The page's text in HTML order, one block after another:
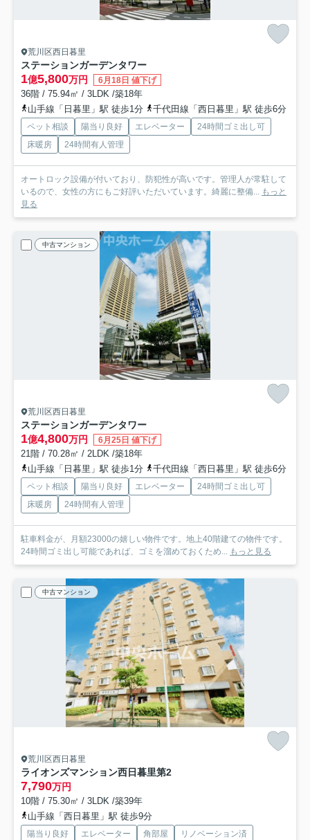
荒川区西日暮里
ステーションガーデンタワー
1億5,800万円 6月18日 値下げ
36階 / 75.94㎡ / 3LDK /築18年
山手線「日暮里」駅 徒歩1分
千代田線「西日暮里」駅 徒歩6分
ペット相談 陽当り良好 エレベーター
24時間ゴミ出し可
床暖房
24時間有人管理
オートロック設備が付いており、防犯性が高いです。管理人が常駐して
いるので、女性の方にもご好評いただいています。綺麗に整備... もっと
見る
中古マンション
荒川区西日暮里
ステーションガーデンタワー
1億4,800万円 6月25日 値下げ
21階 / 70.28㎡ / 2LDK /築18年
山手線「日暮里」駅 徒歩1分
千代田線「西日暮里」駅 徒歩6分
ペット相談 陽当り良好 エレベーター
24時間ゴミ出し可
床暖房
24時間有人管理
駐車料金が、月額23000の嬉しい物件です。地上40階建ての物件です。
24時間ゴミ出し可能であれば、ゴミを溜めておくため... もっと見る
中古マンション
荒川区西日暮里
ライオンズマンション西日暮里第2
7,790万円
10階 / 75.30㎡ / 3LDK /築39年
山手線「西日暮里」駅 徒歩9分
陽当り良好 エレベーター 角部屋
リノベーション済